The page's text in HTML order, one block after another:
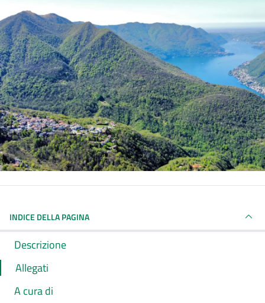
INDICE DELLA PAGINA
Descrizione
Allegati
A cura di